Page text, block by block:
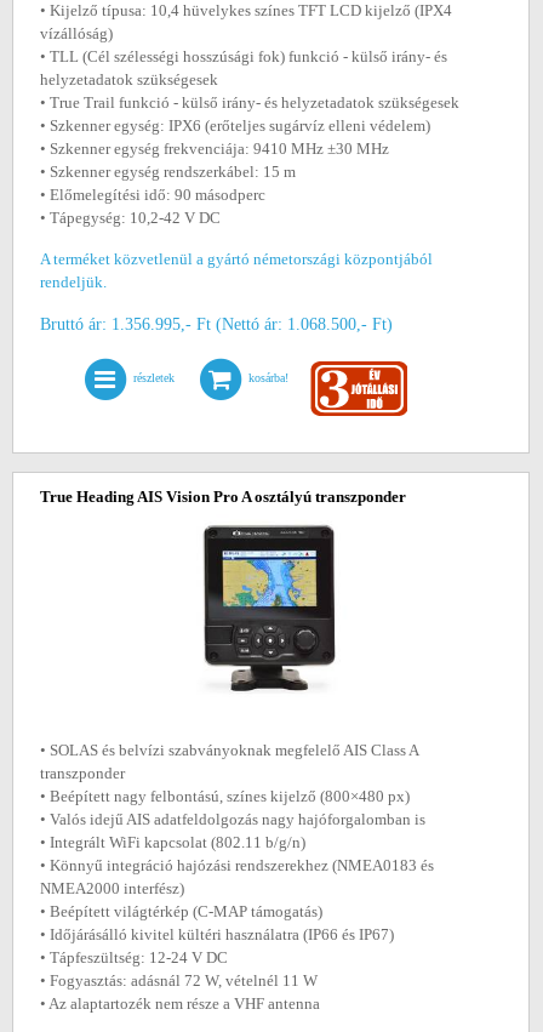
• Kijelző típusa: 10,4 hüvelykes színes TFT LCD kijelző (IPX4
vízállóság)
• TLL (Cél szélességi hosszúsági fok) funkció - külső irány- és
helyzetadatok szükségesek
• True Trail funkció - külső irány- és helyzetadatok szükségesek
• Szkenner egység: IPX6 (erőteljes sugárvíz elleni védelem)
• Szkenner egység frekvenciája: 9410 MHz ±30 MHz
• Szkenner egység rendszerkábel: 15 m
• Előmelegítési idő: 90 másodperc
• Tápegység: 10,2-42 V DC
A terméket közvetlenül a gyártó németországi központjából
rendeljük.
Bruttó ár: 1.356.995,- Ft (Nettó ár: 1.068.500,- Ft)
részletek kosárba!
True Heading AIS Vision Pro A osztályú transzponder
• SOLAS és belvízi szabványoknak megfelelő AIS Class A
transzponder
• Beépített nagy felbontású, színes kijelző (800×480 px)
• Valós idejű AIS adatfeldolgozás nagy hajóforgalomban is
• Integrált WiFi kapcsolat (802.11 b/g/n)
• Könnyű integráció hajózási rendszerekhez (NMEA0183 és
NMEA2000 interfész)
• Beépített világtérkép (C-MAP támogatás)
• Időjárásálló kivitel kültéri használatra (IP66 és IP67)
• Tápfeszültség: 12-24 V DC
• Fogyasztás: adásnál 72 W, vételnél 11 W
• Az alaptartozék nem része a VHF antenna